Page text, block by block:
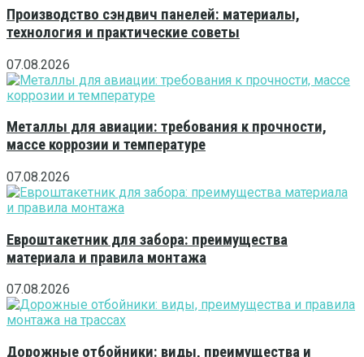
Производство сэндвич панелей: материалы,
технология и практические советы
07.08.2026
Металлы для авиации: требования к прочности,
массе коррозии и температуре
07.08.2026
Евроштакетник для забора: преимущества
материала и правила монтажа
07.08.2026
Дорожные отбойники: виды, преимущества и